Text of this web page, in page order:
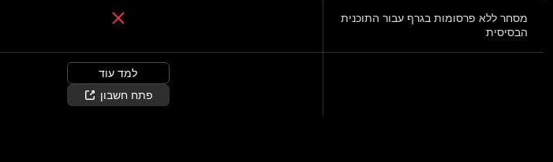
מסחר ללא פרסומות בגרף עבור התוכנית
הבסיסית
למד עוד
פתח חשבון